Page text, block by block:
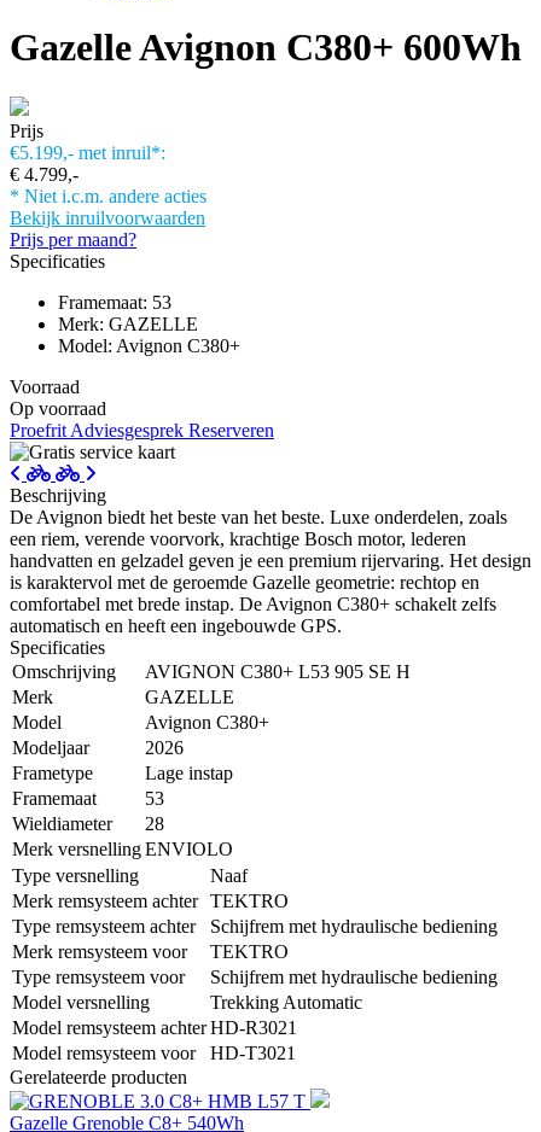
Gazelle Avignon C380+ 600Wh
Prijs
€5.199,- met inruil*:
€ 4.799,-
* Niet i.c.m. andere acties
Bekijk inruilvoorwaarden
Prijs per maand?
Specificaties
Framemaat: 53
Merk: GAZELLE
Model: Avignon C380+
Voorraad
Op voorraad
Proefrit Adviesgesprek Reserveren
Beschrijving
De Avignon biedt het beste van het beste. Luxe onderdelen, zoals
een riem, verende voorvork, krachtige Bosch motor, lederen
handvatten en gelzadel geven je een premium rijervaring. Het design
is karaktervol met de geroemde Gazelle geometrie: rechtop en
comfortabel met brede instap. De Avignon C380+ schakelt zelfs
automatisch en heeft een ingebouwde GPS.
Specificaties
Omschrijving
AVIGNON C380+ L53 905 SE H
Merk
GAZELLE
Model
Avignon C380+
Modeljaar
2026
Frametype
Lage instap
Framemaat
53
Wieldiameter
28
Merk versnellingENVIOLO
Type versnelling
Naaf
Merk remsysteem achter TEKTRO
Type remsysteem achter
Schijfrem met hydraulische bediening
Merk remsysteem voor
TEKTRO
Type remsysteem voor
Schijfrem met hydraulische bediening
Model versnelling
Trekking Automatic
Model remsysteem achterHD-R3021
Model remsysteem voor
HD-T3021
Gerelateerde producten
Gazelle Grenoble C8+ 540Wh